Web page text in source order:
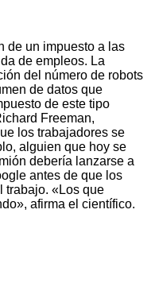
de un impuesto a las
de empleos. La
del número de robots
de datos que
de este tipo
Freeman,
los trabajadores se
alguien que hoy se
debería lanzarse a
antes de que los
trabajo. «Los que
afirma el científico.